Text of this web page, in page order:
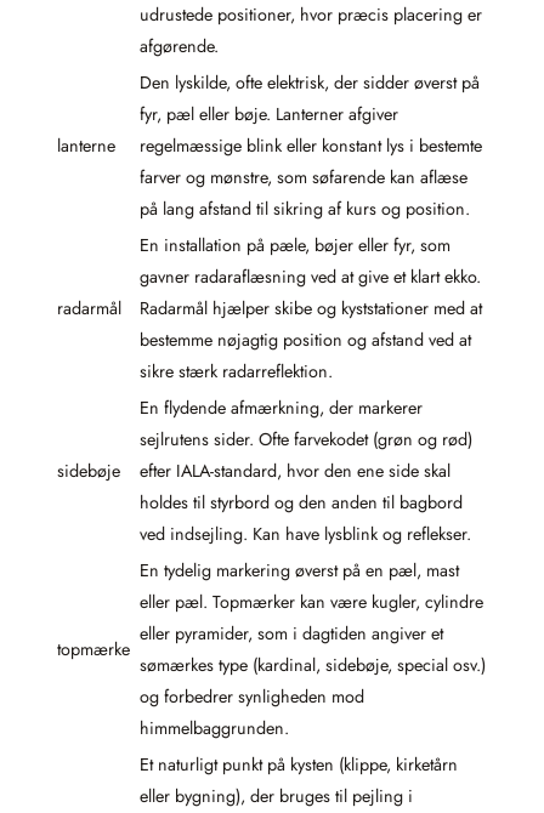
udrustede positioner, hvor præcis placering er
afgørende.
lanterne
Den lyskilde, ofte elektrisk, der sidder øverst på
fyr, pæl eller bøje. Lanterner afgiver
regelmæssige blink eller konstant lys i bestemte
farver og mønstre, som søfarende kan aflæse
på lang afstand til sikring af kurs og position.
radarmål
En installation på pæle, bøjer eller fyr, som
gavner radaraflæsning ved at give et klart ekko.
Radarmål hjælper skibe og kyststationer med at
bestemme nøjagtig position og afstand ved at
sikre stærk radarreflektion.
sidebøje
En flydende afmærkning, der markerer
sejlrutens sider. Ofte farvekodet (grøn og rød)
efter IALA-standard, hvor den ene side skal
holdes til styrbord og den anden til bagbord
ved indsejling. Kan have lysblink og reflekser.
topmærke
En tydelig markering øverst på en pæl, mast
eller pæl. Topmærker kan være kugler, cylindre
eller pyramider, som i dagtiden angiver et
sømærkes type (kardinal, sidebøje, special osv.)
og forbedrer synligheden mod
himmelbaggrunden.
Et naturligt punkt på kysten (klippe, kirketårn
eller bygning), der bruges til pejling i